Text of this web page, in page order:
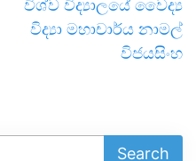
විශ්ව විද්‍යාලයේ වෛද්‍ය
විද්‍යා මහාචාර්ය නාමල්
විජයසිංහ